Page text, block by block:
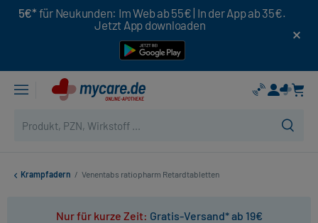
5€* für Neukunden: Im Web ab 55€ | In der App ab 35€.
Jetzt App downloaden
Krampfadern / Venentabs ratiopharm Retardtabletten
Nur für kurze Zeit: Gratis-Versand* ab 19€